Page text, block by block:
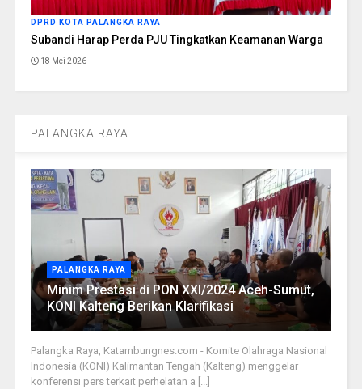
DPRD KOTA PALANGKA RAYA
Subandi Harap Perda PJU Tingkatkan Keamanan Warga
18 Mei 2026
PALANGKA RAYA
PALANGKA RAYA
Minim Prestasi di PON XXI/2024 Aceh-Sumut,
KONI Kalteng Berikan Klarifikasi
Palangka Raya, Katambungnes.com - Komite Olahraga Nasional
Indonesia (KONI) Kalimantan Tengah (Kalteng) menggelar
konferensi pers terkait perhelatan a [...]